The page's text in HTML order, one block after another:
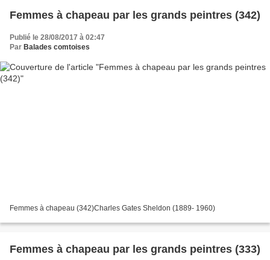
Femmes à chapeau par les grands peintres (342)
Publié le 28/08/2017 à 02:47
Par Balades comtoises
Femmes à chapeau (342)Charles Gates Sheldon (1889- 1960)
Femmes à chapeau par les grands peintres (333)